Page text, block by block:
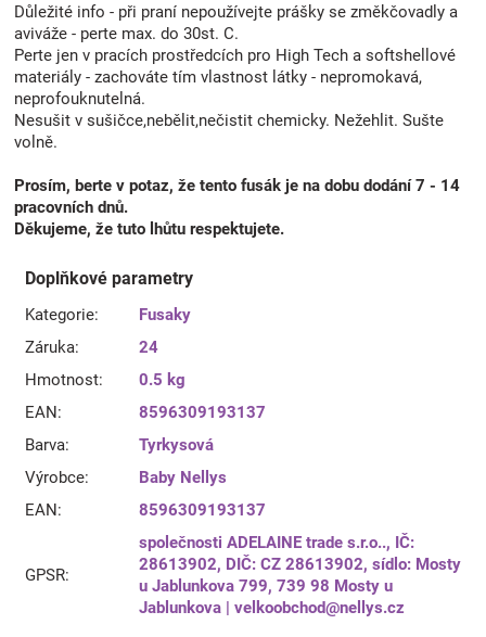
Důležité info - při praní nepoužívejte prášky se změkčovadly a
aviváže - perte max. do 30st. C.
Perte jen v pracích prostředcích pro High Tech a softshellové
materiály - zachováte tím vlastnost látky - nepromokavá,
neprofouknutelná.
Nesušit v sušičce,nebělit,nečistit chemicky. Nežehlit. Sušte
volně.
Prosím, berte v potaz, že tento fusák je na dobu dodání 7 - 14
pracovních dnů.
Děkujeme, že tuto lhůtu respektujete.
Doplňkové parametry
Kategorie:
Fusaky
Záruka:
24
Hmotnost:
0.5 kg
EAN:
8596309193137
Barva:
Tyrkysová
Výrobce:
Baby Nellys
EAN: 8596309193137
GPSR:
společnosti ADELAINE trade s.r.o.., IČ:
28613902, DIČ: CZ 28613902, sídlo: Mosty
u Jablunkova 799, 739 98 Mosty u
Jablunkova | velkoobchod@nellys.cz